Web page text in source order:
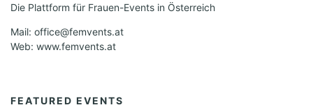
Die Plattform für Frauen-Events in Österreich
Mail: office@femvents.at
Web: www.femvents.at
FEATURED EVENTS